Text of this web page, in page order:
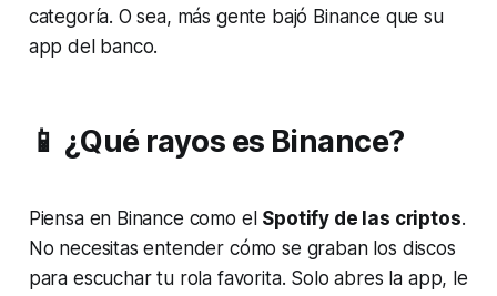
categoría. O sea, más gente bajó Binance que su
app del banco.
📱 ¿Qué rayos es Binance?
Piensa en Binance como el Spotify de las criptos.
No necesitas entender cómo se graban los discos
para escuchar tu rola favorita. Solo abres la app, le